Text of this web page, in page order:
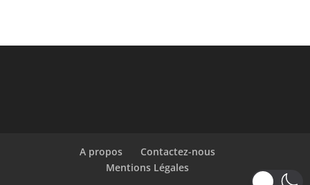
A propos
Contactez-nous
Mentions Légales